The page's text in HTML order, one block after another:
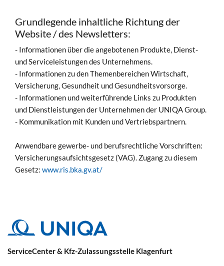
Grundlegende inhaltliche Richtung der
Website / des Newsletters:
- Informationen über die angebotenen Produkte, Dienst-
und Serviceleistungen des Unternehmens.
- Informationen zu den Themenbereichen Wirtschaft,
Versicherung, Gesundheit und Gesundheitsvorsorge.
- Informationen und weiterführende Links zu Produkten
und Dienstleistungen der Unternehmen der UNIQA Group.
- Kommunikation mit Kunden und Vertriebspartnern.
Anwendbare gewerbe- und berufsrechtliche Vorschriften:
Versicherungsaufsichtsgesetz (VAG). Zugang zu diesem
Gesetz: www.ris.bka.gv.at/
ServiceCenter & Kfz-Zulassungsstelle Klagenfurt